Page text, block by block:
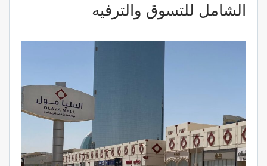
الشامل للتسوق والترفيه